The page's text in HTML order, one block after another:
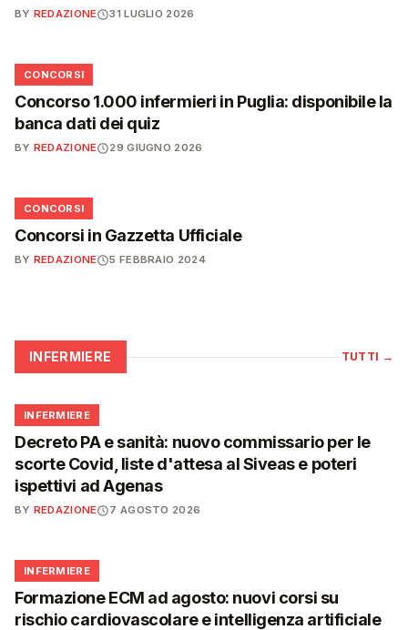
BY REDAZIONE 31 LUGLIO 2026
📋
CONCORSI
Concorso 1.000 infermieri in Puglia: disponibile la
banca dati dei quiz
BY REDAZIONE 29 GIUGNO 2026
📋
CONCORSI
Concorsi in Gazzetta Ufficiale
BY REDAZIONE 5 FEBBRAIO 2024
INFERMIERE TUTTI →
🩺
INFERMIERE
Decreto PA e sanità: nuovo commissario per le
scorte Covid, liste d'attesa al Siveas e poteri
ispettivi ad Agenas
BY REDAZIONE 7 AGOSTO 2026
🩺
INFERMIERE
Formazione ECM ad agosto: nuovi corsi su
rischio cardiovascolare e intelligenza artificiale